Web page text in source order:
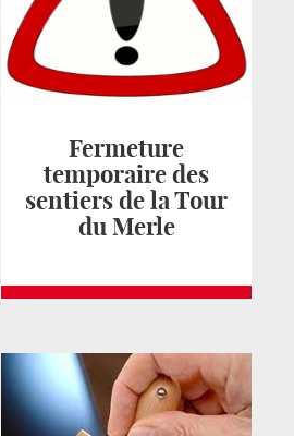
Fermeture
temporaire des
sentiers de la Tour
du Merle